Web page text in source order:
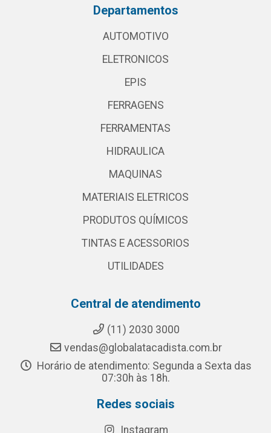
Departamentos
AUTOMOTIVO
ELETRONICOS
EPIS
FERRAGENS
FERRAMENTAS
HIDRAULICA
MAQUINAS
MATERIAIS ELETRICOS
PRODUTOS QUÍMICOS
TINTAS E ACESSORIOS
UTILIDADES
Central de atendimento
(11) 2030 3000
vendas@globalatacadista.com.br
Horário de atendimento: Segunda a Sexta das
07:30h às 18h.
Redes sociais
Instagram